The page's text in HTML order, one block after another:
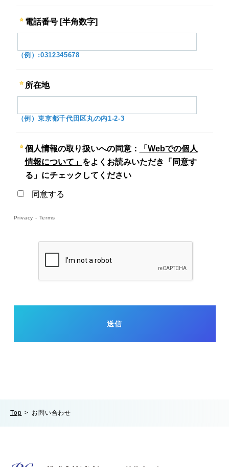
電話番号 [半角数字]
（例）:0312345678
所在地
（例）東京都千代田区丸の内1-2-3
個人情報の取り扱いへの同意：
「Webでの個人
情報について」 をよくお読みいただき「同意す
る」にチェックしてください
同意する
Privacy - Terms
Top お問い合わせ